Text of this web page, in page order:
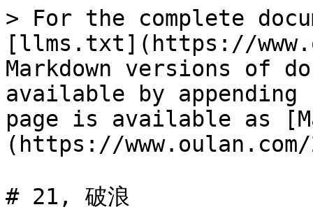
> For the complete
[llms.txt](https://
Markdown versions of
available by
page is available as
(https://
# 21, 破浪